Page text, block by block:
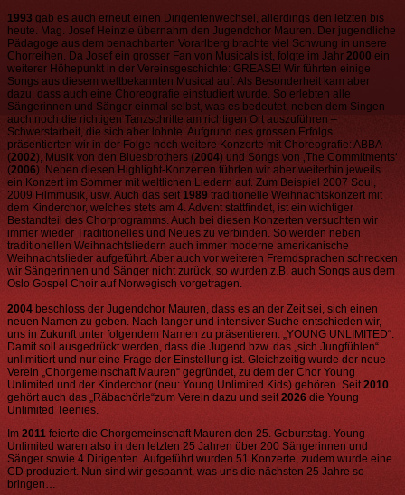
1993 gab es auch erneut einen Dirigentenwechsel, allerdings den letzten bis
heute. Mag. Josef Heinzle übernahm den Jugendchor Mauren. Der jugendliche
Pädagoge aus dem benachbarten Vorarlberg brachte viel Schwung in unsere
Chorreihen. Da Josef ein grosser Fan von Musicals ist, folgte im Jahr 2000 ein
weiterer Höhepunkt in der Vereinsgeschichte: GREASE! Wir führten einige
Songs aus diesem weltbekannten Musical auf. Als Besonderheit kam aber
dazu, dass auch eine Choreografie einstudiert wurde. So erlebten alle
Sängerinnen und Sänger einmal selbst, was es bedeutet, neben dem Singen
auch noch die richtigen Tanzschritte am richtigen Ort auszuführen –
Schwerstarbeit, die sich aber lohnte. Aufgrund des grossen Erfolgs
präsentierten wir in der Folge noch weitere Konzerte mit Choreografie: ABBA
(2002), Musik von den Bluesbrothers (2004) und Songs von ‚The Commitments‘
(2006). Neben diesen Highlight-Konzerten führten wir aber weiterhin jeweils
ein Konzert im Sommer mit weltlichen Liedern auf. Zum Beispiel 2007 Soul,
2009 Filmmusik, usw. Auch das seit 1989 traditionelle Weihnachtskonzert mit
dem Kinderchor, welches stets am 4. Advent stattfindet, ist ein wichtiger
Bestandteil des Chorprogramms. Auch bei diesen Konzerten versuchten wir
immer wieder Traditionelles und Neues zu verbinden. So werden neben
traditionellen Weihnachtsliedern auch immer moderne amerikanische
Weihnachtslieder aufgeführt. Aber auch vor weiteren Fremdsprachen schrecken
wir Sängerinnen und Sänger nicht zurück, so wurden z.B. auch Songs aus dem
Oslo Gospel Choir auf Norwegisch vorgetragen.
2004 beschloss der Jugendchor Mauren, dass es an der Zeit sei, sich einen
neuen Namen zu geben. Nach langer und intensiver Suche entschieden wir,
uns in Zukunft unter folgendem Namen zu präsentieren: „YOUNG UNLIMITED“.
Damit soll ausgedrückt werden, dass die Jugend bzw. das „sich Jungfühlen“
unlimitiert und nur eine Frage der Einstellung ist. Gleichzeitig wurde der neue
Verein „Chorgemeinschaft Mauren“ gegründet, zu dem der Chor Young
Unlimited und der Kinderchor (neu: Young Unlimited Kids) gehören. Seit 2010
gehört auch das „Räbachörle“zum Verein dazu und seit 2026 die Young
Unlimited Teenies.
Im 2011 feierte die Chorgemeinschaft Mauren den 25. Geburtstag. Young
Unlimited waren also in den letzten 25 Jahren über 200 Sängerinnen und
Sänger sowie 4 Dirigenten. Aufgeführt wurden 51 Konzerte, zudem wurde eine
CD produziert. Nun sind wir gespannt, was uns die nächsten 25 Jahre so
bringen…